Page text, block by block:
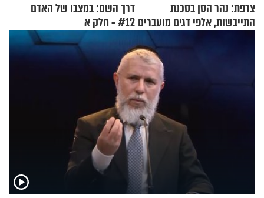
צרפת: נהר הסן בסכנת
התייבשות, אלפי דגים מועברים
דרך השם: במצבו של האדם
#12 - חלק א